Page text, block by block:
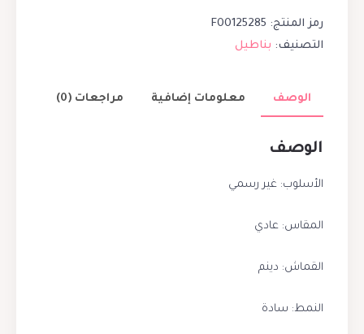
رمز المنتج: F00125285
التصنيف: بناطيل
الوصف معلومات إضافية مراجعات (0)
الوصف
الأسلوب: غير رسمي
المقاس: عادي
القماش: دينم
النمط: سادة